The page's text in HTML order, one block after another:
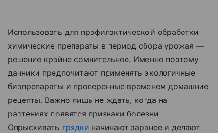
Использовать для профилактической обработки
химические препараты в период сбора урожая —
решение крайне сомнительное. Именно поэтому
дачники предпочитают применять экологичные
биопрепараты и проверенные временем домашние
рецепты. Важно лишь не ждать, когда на
растениях появятся признаки болезни.
Опрыскивать грядки начинают заранее и делают